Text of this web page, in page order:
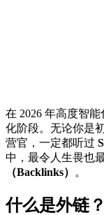
在 2026 年高度智
化阶段。无论你是
营官，一定都听过
中，最令人生畏也
（Backlinks）
。
什么是外链